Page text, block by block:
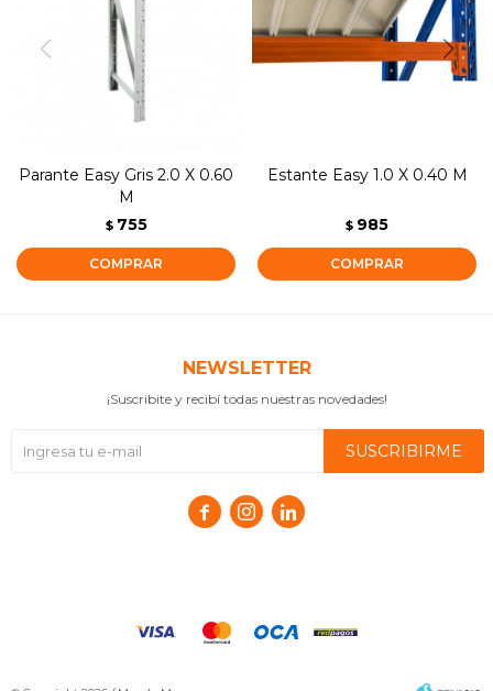
Parante Easy Gris 2.0 X 0.60
M
$ 755
Estante Easy 1.0 X 0.40 M
$ 985
NEWSLETTER
¡Suscribite y recibí todas nuestras novedades!
SUSCRIBIRME
  